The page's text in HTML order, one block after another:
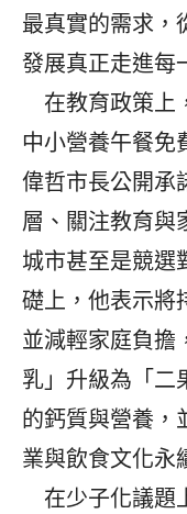
最真實的需求，
發展真正走進每
在教育政策上
中小營養午餐免
偉哲市長公開承
層、關注教育與
城市甚至是競選
礎上，他表示將
並減輕家庭負擔
乳」升級為「二
的鈣質與營養，
業與飲食文化永
在少子化議題